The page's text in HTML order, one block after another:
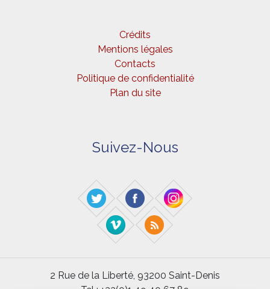
Crédits
Mentions légales
Contacts
Politique de confidentialité
Plan du site
Suivez-Nous
2 Rue de la Liberté, 93200 Saint-Denis